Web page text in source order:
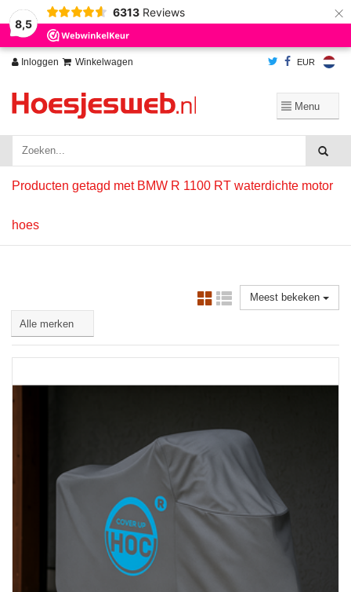
8,5
6313 Reviews ×
Inloggen Winkelwagen EUR
Producten getagd met BMW R 1100 RT waterdichte motor
hoes
Meest bekeken
Wij slaan cookies op om onze website te verbeteren. Is dat akkoord?
Ja
Nee